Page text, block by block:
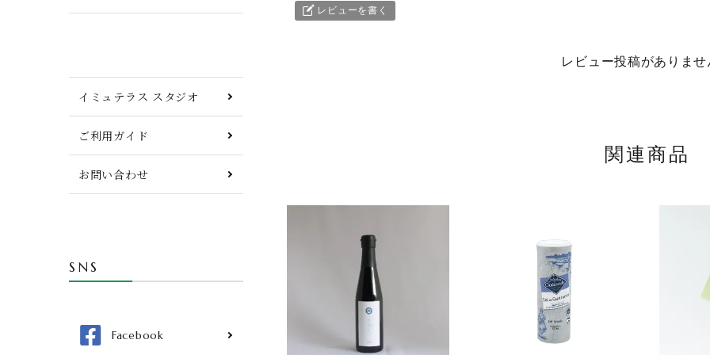
レビューを書く
レビュー投稿がありませ
関連商品
イミュテラス スタジオ
ご利用ガイド
お問い合わせ
SNS
Facebook